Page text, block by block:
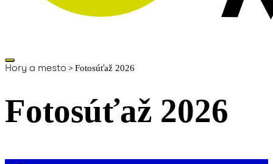
Hory a mesto >Fotosúťaž 2026
Fotosúťaž 2026